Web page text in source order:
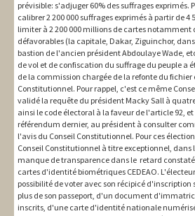
prévisible: s'adjuger 60% des suffrages exprimés.
calibrer 2 200 000 suffrages exprimés à partir de 4
limiter à 2 200 000 millions de cartes notamment
défavorables (la capitale, Dakar, Ziguinchor,
bastion de l'ancien président Abdoulaye Wade,
de vol et de confiscation du suffrage du peuple a
de la commission chargée de la refonte du fichier
Constitutionnel. Pour rappel, c'est ce même
validé la requête du président Macky Sall à
ainsi le code électoral à la faveur de l'article 92,
référendum dernier, au président à consulter
l'avis du Conseil Constitutionnel. Pour ces
Conseil Constitutionnel à titre exceptionnel, dans
manque de transparence dans le retard
cartes d'identité biométriques CEDEAO.
possibilité de voter avec son récipicé d'inscription
plus de son passeport, d'un document
inscrits, d'une carte d'identité nationale